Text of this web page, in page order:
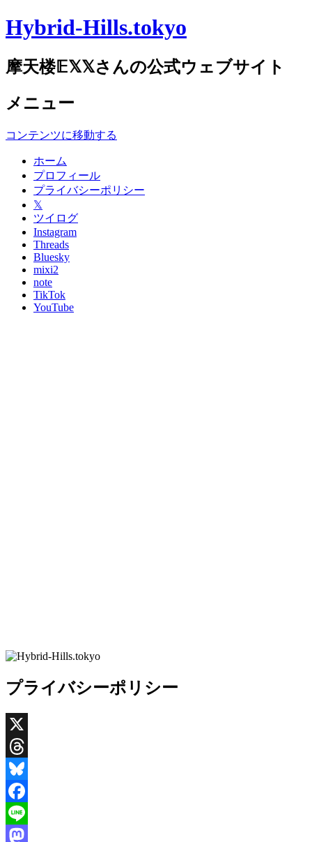
Hybrid-Hills.tokyo
摩天楼𝔼𝕏𝕏さんの公式ウェブサイト
メニュー
コンテンツに移動する
ホーム
プロフィール
プライバシーポリシー
𝕏
ツイログ
Instagram
Threads
Bluesky
mixi2
note
TikTok
YouTube
プライバシーポリシー
X
Threads
Bluesky
Facebook
Line